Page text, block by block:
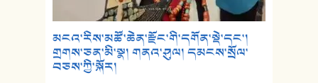
མངའ་རིས་མཚོ་ཆེན་རྫོང་གི་དགོན་སྡེ་དང་།
གྲགས་ཅན་མི་སྣ། གནའ་ཤུལ། དམངས་སྲོལ་
བཅས་ཀྱི་སྐོར།